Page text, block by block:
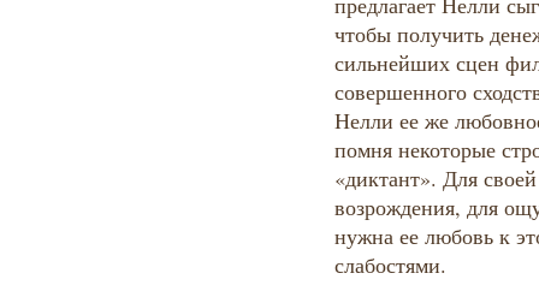
чтобы получить
сильнейших сцен
совершенного
Нелли ее же
помня некоторые
«диктант». Для
возрождения, для
нужна ее любовь к
слабостями.